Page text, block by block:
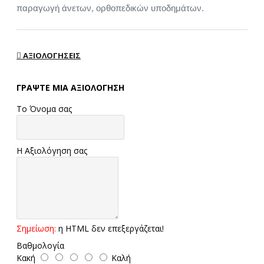
παραγωγή άνετων, ορθοπεδικών υποδημάτων.
ΑΞΙΟΛΟΓΉΣΕΙΣ
ΓΡΆΨΤΕ ΜΙΑ ΑΞΙΟΛΌΓΗΣΗ
Το Όνομα σας
Η Αξιολόγηση σας
Σημείωση: η HTML δεν επεξεργάζεται!
Βαθμολογία
Κακή
Καλή